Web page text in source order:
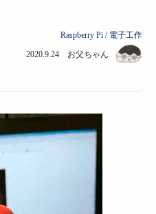
Raspberry Pi / 電子工作
2020.9.24 お父ちゃん